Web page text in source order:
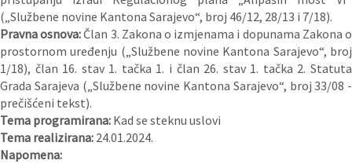
(„Službene novine Kantona Sarajevo“, broj 46/12, 28/13 i 7/18).
Pravna osnova:Član 3. Zakona o izmjenama i dopunama Zakona o
prostornom uređenju („Službene novine Kantona Sarajevo“, broj
1/18), član 16. stav 1. tačka 1. i član 26. stav 1. tačka 2. Statuta
Grada Sarajeva („Službene novine Kantona Sarajevo“, broj 33/08 -
prečišćeni tekst).
Tema programirana: Kad se steknu uslovi
Tema realizirana: 24.01.2024.
Napomena: